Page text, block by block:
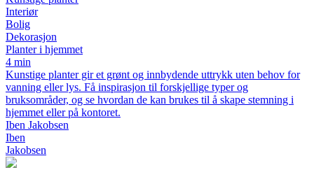
Interiør
Bolig
Dekorasjon
Planter i hjemmet
4 min
Kunstige planter gir et grønt og innbydende uttrykk uten behov for
vanning eller lys. Få inspirasjon til forskjellige typer og
bruksområder, og se hvordan de kan brukes til å skape stemning i
hjemmet eller på kontoret.
Iben Jakobsen
Iben
Jakobsen